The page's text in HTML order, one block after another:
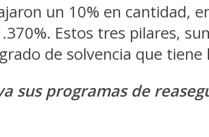
un 10% en cantidad,
Estos tres pilares,
de solvencia que tiene
sus programas de